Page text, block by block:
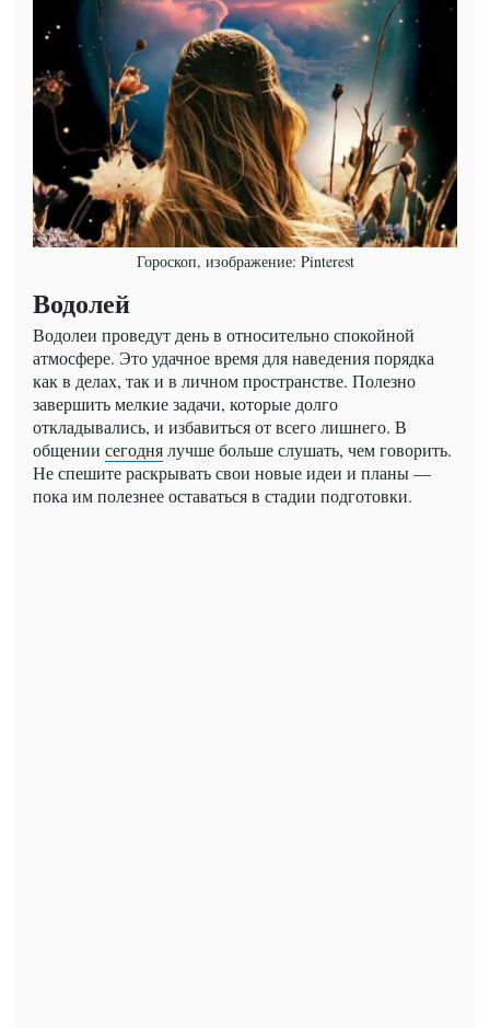
Гороскоп, изображение: Pinterest
Водолей
Водолеи проведут день в относительно спокойной
атмосфере. Это удачное время для наведения порядка
как в делах, так и в личном пространстве. Полезно
завершить мелкие задачи, которые долго
откладывались, и избавиться от всего лишнего. В
общении сегоднялучше больше слушать, чем говорить.
Не спешите раскрывать свои новые идеи и планы —
пока им полезнее оставаться в стадии подготовки.